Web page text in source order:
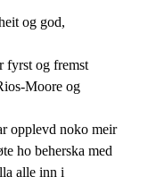
og god,
fyrst og fremst
Moore og
opplevd noko meir
ho beherska med
alle inn i